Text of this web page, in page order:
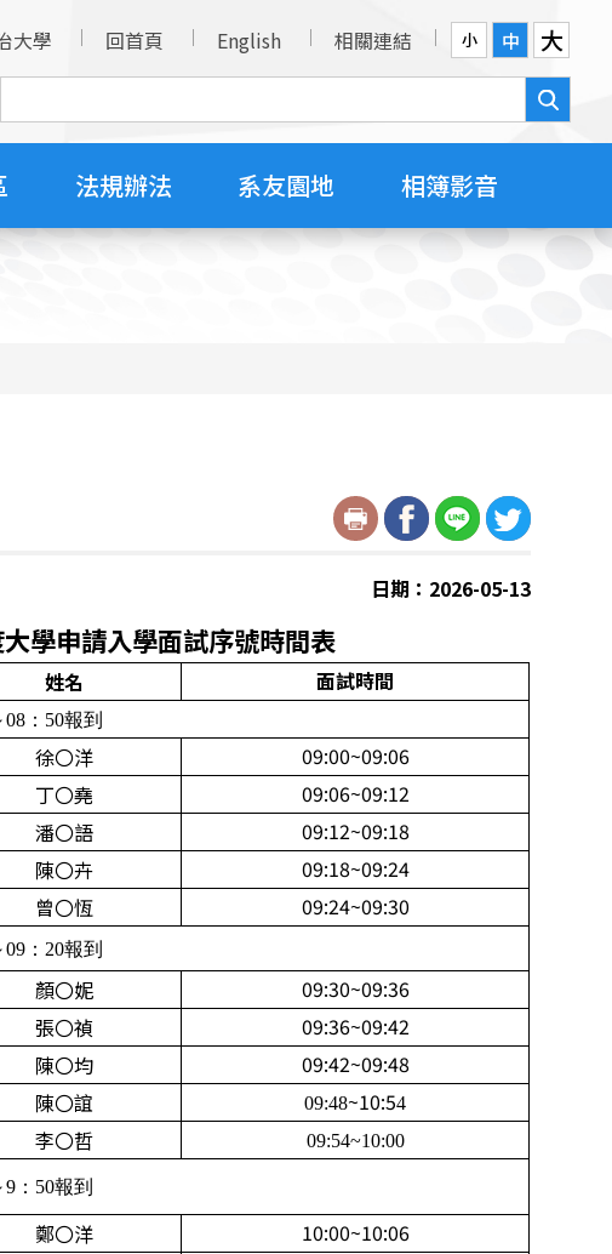
大學 回首頁 English 相關連結 小 中 大
法規辦法 系友園地 相簿影音
日期：2026-05-13
學申請入學面試序號時間表
姓名 面試時間
：50報到
徐〇洋
09:00~09:06
丁〇堯
09:06~09:12
潘〇語
09:12~09:18
陳〇卉
09:18~09:24
曾〇恆 09:24~09:30
：20報到
顏〇妮
09:30~09:36
張〇禎
09:36~09:42
陳〇均
09:42~09:48
陳〇誼 09:48~10:54
李〇哲 09:54~10:00
：50報到
鄭〇洋
10:00~10:06